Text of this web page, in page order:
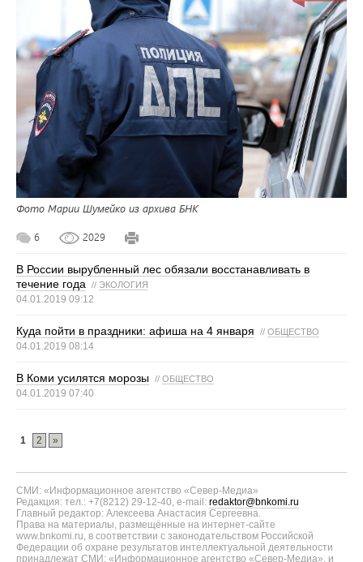
Фото Марии Шумейко из архива БНК
6 2029
В России вырубленный лес обязали восстанавливать в
течение года
// ЭКОЛОГИЯ
04.01.2019 09:12
Куда пойти в праздники: афиша на 4 января // ОБЩЕСТВО
04.01.2019 08:14
В Коми усилятся морозы // ОБЩЕСТВО
04.01.2019 07:40
1 2 »
СМИ: «Информационное агентство «Север-Медиа»
Редакция: тел.: +7(8212) 29-12-40, e-mail: redaktor@bnkomi.ru
Главный редактор: Алексеева Анастасия Сергеевна.
Права на материалы, размещённые на интернет-сайте
www.bnkomi.ru, в соответствии с законодательством Российской
Федерации об охране результатов интеллектуальной деятельности
принадлежат СМИ: «Информационное агентство «Север-Медиа», и